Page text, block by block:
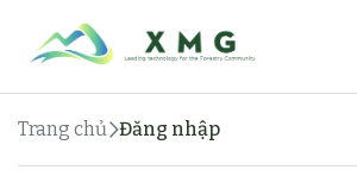
Trang chủ Đăng nhập